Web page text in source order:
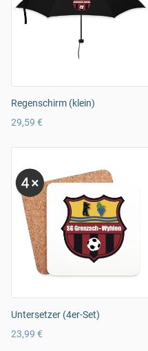
Regenschirm (klein)
29,59 €
Untersetzer (4er-Set)
23,99 €